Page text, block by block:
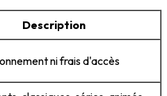
Description
ni frais d'accès